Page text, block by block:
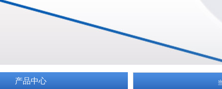
产品中心